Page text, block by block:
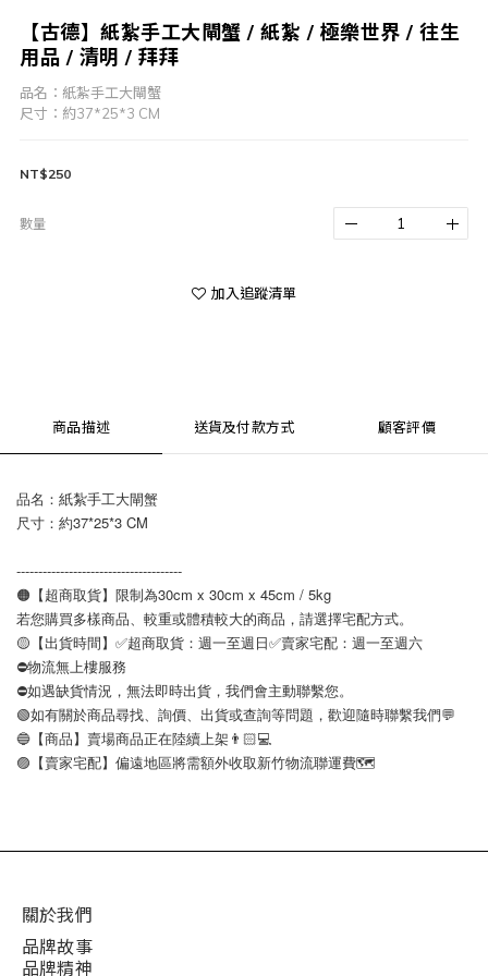
【古德】紙紮手工大閘蟹 / 紙紮 / 極樂世界 / 往生
用品 / 清明 / 拜拜
品名：紙紮手工大閘蟹
尺寸：約37*25*3 CM
NT$250
數量
加入追蹤清單
商品描述 送貨及付款方式 顧客評價
品名：紙紮手工大閘蟹
尺寸：約37*25*3 CM
--------------------------------------
🟠【超商取貨】限制為30cm x 30cm x 45cm / 5kg
若您購買多樣商品、較重或體積較大的商品，請選擇宅配方式。
🟡【出貨時間】✅超商取貨：週一至週日✅賣家宅配：週一至週六
⛔️物流無上樓服務
⛔️如遇缺貨情況，無法即時出貨，我們會主動聯繫您。
🟢如有關於商品尋找、詢價、出貨或查詢等問題，歡迎隨時聯繫我們💬
🔵【商品】賣場商品正在陸續上架👨🏻💻
🟣【賣家宅配】偏遠地區將需額外收取新竹物流聯運費🗺
關於我們
品牌故事
品牌精神